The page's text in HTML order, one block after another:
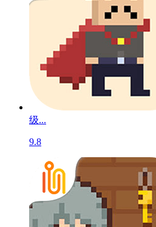
级...
9.8